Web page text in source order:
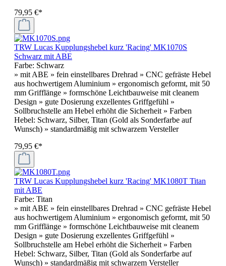
79,95 €*
TRW Lucas Kupplungshebel kurz 'Racing' MK1070S
Schwarz mit ABE
Farbe: Schwarz
» mit ABE » fein einstellbares Drehrad » CNC gefräste Hebel
aus hochwertigem Aluminium » ergonomisch geformt, mit 50
mm Grifflänge » formschöne Leichtbauweise mit cleanem
Design » gute Dosierung exzellentes Griffgefühl »
Sollbruchstelle am Hebel erhöht die Sicherheit » Farben
Hebel: Schwarz, Silber, Titan (Gold als Sonderfarbe auf
Wunsch) » standardmäßig mit schwarzem Versteller
79,95 €*
TRW Lucas Kupplungshebel kurz 'Racing' MK1080T Titan
mit ABE
Farbe: Titan
» mit ABE » fein einstellbares Drehrad » CNC gefräste Hebel
aus hochwertigem Aluminium » ergonomisch geformt, mit 50
mm Grifflänge » formschöne Leichtbauweise mit cleanem
Design » gute Dosierung exzellentes Griffgefühl »
Sollbruchstelle am Hebel erhöht die Sicherheit » Farben
Hebel: Schwarz, Silber, Titan (Gold als Sonderfarbe auf
Wunsch) » standardmäßig mit schwarzem Versteller